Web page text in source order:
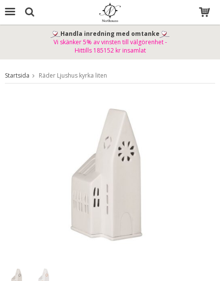
Produkten har blivit tillagd i varukorgen
Handla inredning med omtanke
Vi skänker 5% av vinsten till välgörenhet -
Hittills 185152 kr insamlat
Startsida Räder Ljushus kyrka liten